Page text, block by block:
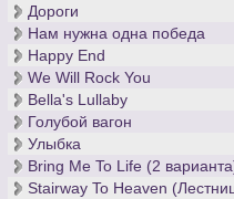
Дороги
Нам нужна одна победа
Happy End
We Will Rock You
Bella's Lullaby
Голубой вагон
Улыбка
Bring Me To Life (2
Stairway To Heaven